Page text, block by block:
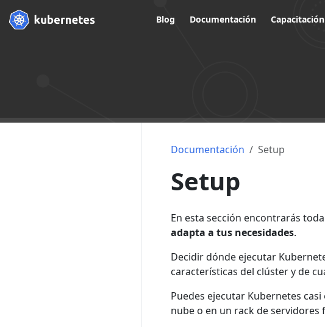
Blog Documentación Capacitación
Documentación Setup
Setup
En esta sección encontrarás
adapta a tus necesidades.
Decidir dónde ejecutar
características del clúster y de
Puedes ejecutar Kubernetes
nube o en un rack de servidores